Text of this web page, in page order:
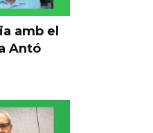
amb el
Antó